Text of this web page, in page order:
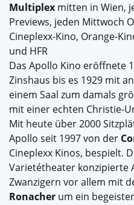
Multiplex mitten in Wien,
Previews, jeden Mittwoch
Cineplexx-Kino, Orange-
und HFR
Das Apollo Kino eröffnete
Zinshaus bis es 1929 mit
einem Saal zum damals
mit einer echten Christie-
Mit heute über 2000
Apollo seit 1997 von der
Cineplexx Kinos, bespielt.
Varietétheater konzipierte
Zwanzigern vor allem mit
Ronacher um ein